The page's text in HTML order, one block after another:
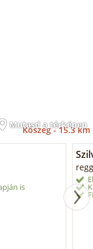
Mutasd a térképen
Kőszeg -15.3 km
is